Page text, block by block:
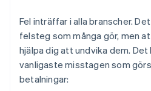
Fel inträffar i alla branscher.
felsteg som många gör, men
hjälpa dig att undvika dem. Det
vanligaste misstagen som
betalningar: